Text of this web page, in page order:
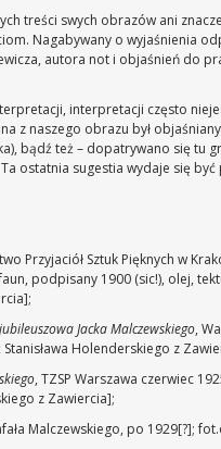
treści swych obrazów ani
Nagabywany o wyjaśnienia
autora not i objaśnień do
interpretacji często
z naszego obrazu był
bądź też – dopatrywano się tu
ostatnia sugestia wydaje się
Przyjaciół Sztuk Pięknych w
podpisany 1900 (sic!), olej,
Jacka Malczewskiego,
Holenderskiego z
, TZSP Warszawa czerwiec
z Zawiercia];
Malczewskiego, po 1929[?];